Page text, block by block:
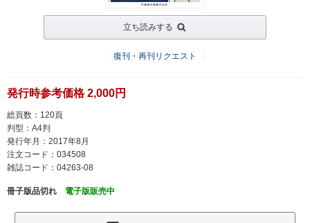
立ち読みする
復刊・再刊リクエスト
発行時参考価格 2,000円
総頁数：120頁
判型：A4判
発行年月：2017年8月
注文コード：034508
雑誌コード：04263-08
冊子版品切れ 電子版販売中